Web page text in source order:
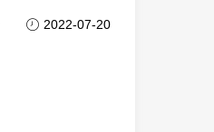
2022-07-20